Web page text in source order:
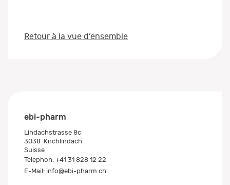
Retour à la vue d’ensemble
ebi-pharm
Lindachstrasse 8c
3038 Kirchlindach
Suisse
Telephon: +41 31 828 12 22
E-Mail: info@ebi-pharm.ch